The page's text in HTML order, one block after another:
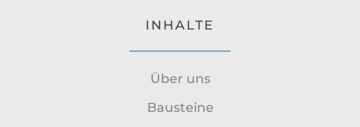
INHALTE
Über uns
Bausteine